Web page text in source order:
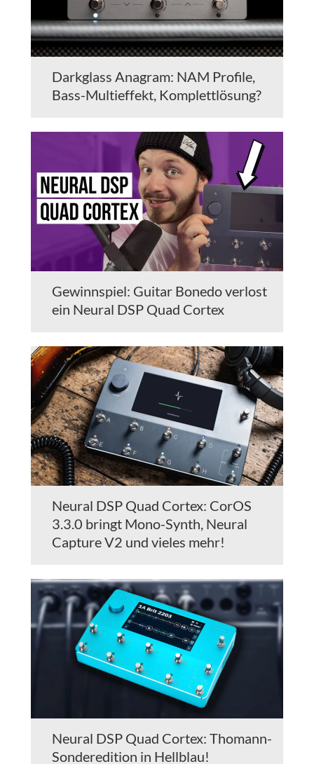
Darkglass Anagram: NAM Profile,
Bass-Multieffekt, Komplettlösung?
Gewinnspiel: Guitar Bonedo verlost
ein Neural DSP Quad Cortex
Neural DSP Quad Cortex: CorOS
3.3.0 bringt Mono-Synth, Neural
Capture V2 und vieles mehr!
Neural DSP Quad Cortex: Thomann-
Sonderedition in Hellblau!